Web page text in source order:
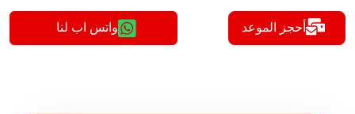
أحجز الموعد واتس اب لنا